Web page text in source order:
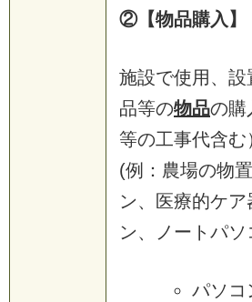
②【物品購入】
施設で使用、
品等の物品の購
等の工事代含
(例：農場の物
ン、医療的ケア
ン、ノートパソ
パソコ